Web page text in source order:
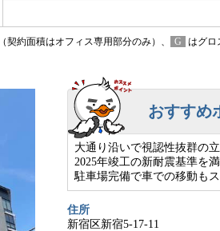
契約面積はオフィス専用部分のみ）、 G はグロ
おすすめ
大通り沿いで視認性抜群の立
2025年竣工の新耐震基準を
駐車場完備で車での移動もス
住所
新宿区新宿5-17-11